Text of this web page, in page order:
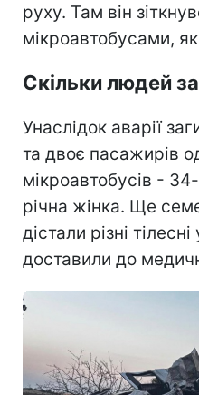
руху. Там він
мікроавтобусами,
Скільки людей
Унаслідок аварії
та двоє пасажирів
мікроавтобусів -
річна жінка. Ще
дістали різні
доставили до